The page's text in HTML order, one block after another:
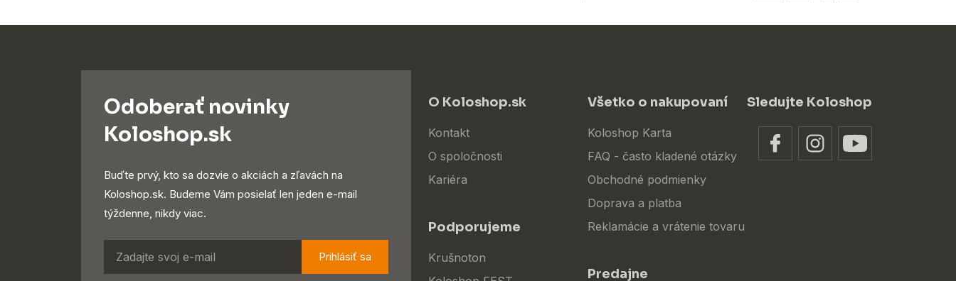
Odoberať novinky
Koloshop.sk
Buďte prvý, kto sa dozvie o akciách a zľavách na
Koloshop.sk. Budeme Vám posielať len jeden e-mail
týždenne, nikdy viac.
Prihlásiť sa
O Koloshop.sk
Kontakt
O spoločnosti
Kariéra
Podporujeme
Krušnoton
Všetko o nakupovaní
Koloshop Karta
FAQ - často kladené otázky
Obchodné podmienky
Doprava a platba
Reklamácie a vrátenie tovaru
Predajne
Sledujte Koloshop